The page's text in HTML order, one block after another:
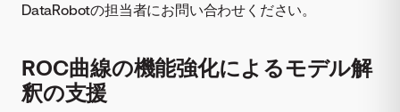
DataRobotの担当者にお問い合わせください。
ROC曲線の機能強化によるモデル解
釈の支援